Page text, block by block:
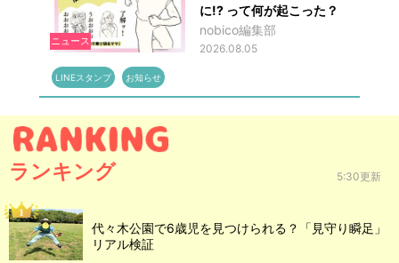
ニュース
に!? って何が起こった？
nobico編集部
2026.08.05
LINEスタンプ お知らせ
ランキング 5:30更新
代々木公園で6歳児を見つけられる？「見守り瞬足」
リアル検証